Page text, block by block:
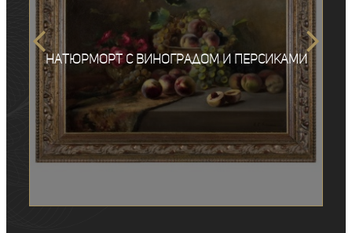
Натюрморт с виноградом и персиками